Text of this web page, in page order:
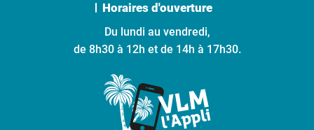
Horaires d'ouverture
Du lundi au vendredi,
de 8h30 à 12h et de 14h à 17h30.